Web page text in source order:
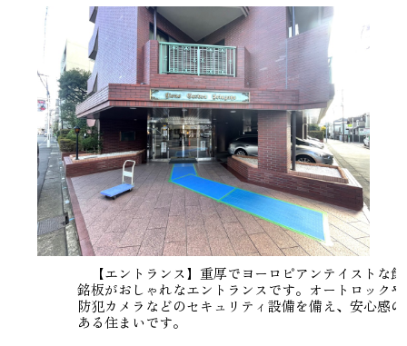
【エントランス】重厚でヨーロピアンテイストな館
銘板がおしゃれなエントランスです。オートロックや
防犯カメラなどのセキュリティ設備を備え、安心感の
ある住まいです。